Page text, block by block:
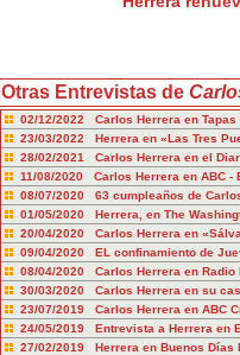
Otras Entrevistas de
02/12/2022 Carlos Herrera en Tapas
23/03/2022 Herrera en «Las Tres
28/02/2021 Carlos Herrera en el
11/08/2020 Carlos Herrera en ABC -
08/07/2020 63 cumpleaños de
01/05/2020 Herrera, en The
20/04/2020 Carlos Herrera en
09/04/2020 EL confinamiento de
08/04/2020 Carlos Herrera en Radio
30/03/2020 Carlos Herrera en su
23/07/2019 Carlos Herrera en ABC
24/05/2019 Entrevista a Herrera en
27/02/2019 Herrera en Buenos Días